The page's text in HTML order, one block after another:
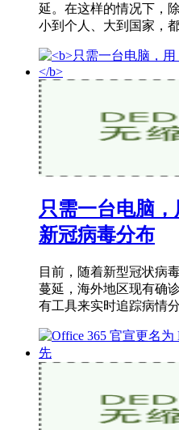
延。在这样的情况下，
小到个人、大到国家，
只需一台电脑
新冠病毒分布
目前，随着新型冠状病
蔓延，海外地区现有确
有工具来实时追踪病情